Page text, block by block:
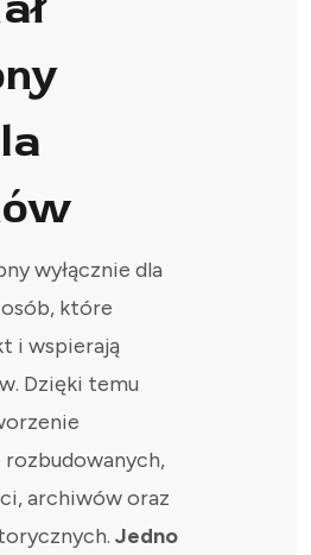
wyłącznie dla
które
i wspierają
Dzięki temu
archiwów oraz
Jedno